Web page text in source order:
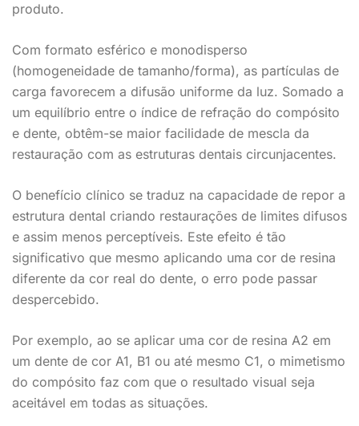
produto.
Com formato esférico e monodisperso
(homogeneidade de tamanho/forma), as partículas de
carga favorecem a difusão uniforme da luz. Somado a
um equilíbrio entre o índice de refração do compósito
e dente, obtêm-se maior facilidade de mescla da
restauração com as estruturas dentais circunjacentes.
O benefício clínico se traduz na capacidade de repor a
estrutura dental criando restaurações de limites difusos
e assim menos perceptíveis. Este efeito é tão
significativo que mesmo aplicando uma cor de resina
diferente da cor real do dente, o erro pode passar
despercebido.
Por exemplo, ao se aplicar uma cor de resina A2 em
um dente de cor A1, B1 ou até mesmo C1, o mimetismo
do compósito faz com que o resultado visual seja
aceitável em todas as situações.